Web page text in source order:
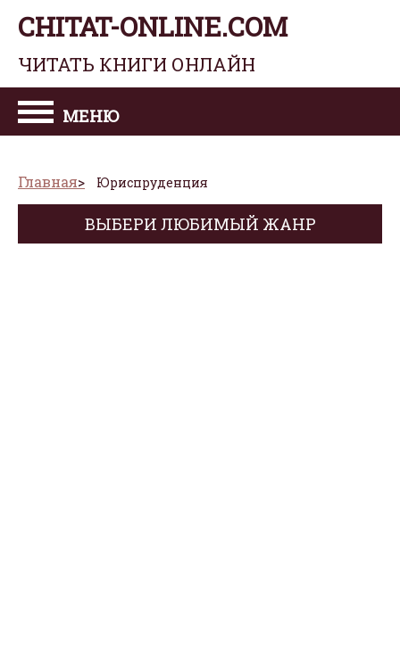
CHITAT-ONLINE.COM
ЧИТАТЬ КНИГИ ОНЛАЙН
МЕНЮ
Главная Юриспруденция
ВЫБЕРИ ЛЮБИМЫЙ ЖАНР